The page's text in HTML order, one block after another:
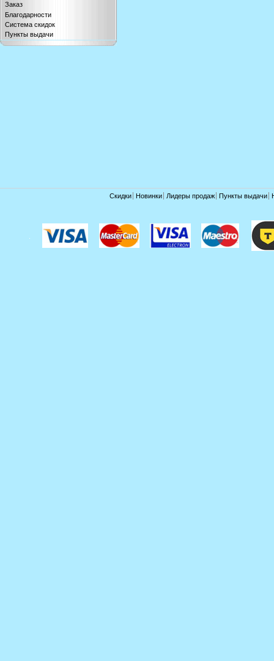
Заказ
Благодарности
Система скидок
Пункты выдачи
Скидки Новинки Лидеры продаж Пункты выдачи